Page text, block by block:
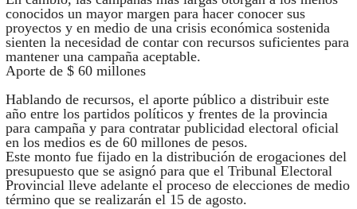
conocidos un mayor margen para hacer conocer sus
proyectos y en medio de una crisis económica sostenida
sienten la necesidad de contar con recursos suficientes para
mantener una campaña aceptable.
Aporte de $ 60 millones
Hablando de recursos, el aporte público a distribuir este
año entre los partidos políticos y frentes de la provincia
para campaña y para contratar publicidad electoral oficial
en los medios es de 60 millones de pesos.
Este monto fue fijado en la distribución de erogaciones del
presupuesto que se asignó para que el Tribunal Electoral
Provincial lleve adelante el proceso de elecciones de medio
término que se realizarán el 15 de agosto.